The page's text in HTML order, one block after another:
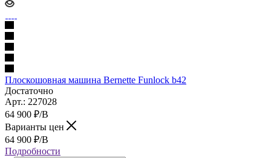
Плоскошовная машина Bernette Funlock b42
Достаточно
Арт.: 227028
64 900 ₽/В
Варианты цен
64 900 ₽/В
Подробности